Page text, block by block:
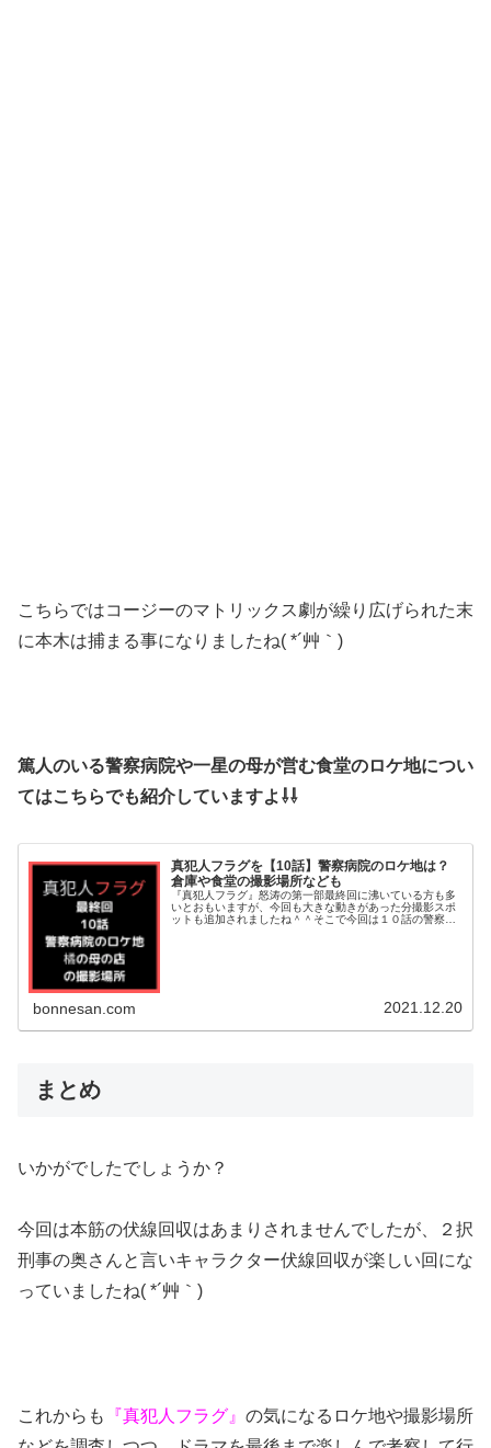
こちらではコージーのマトリックス劇が繰り広げられた末
に本木は捕まる事になりましたね( *´艸｀)
篤人のいる警察病院や一星の母が営む食堂のロケ地につい
てはこちらでも紹介していますよ⇩⇩
真犯人フラグを【10話】警察病院のロケ地は？
倉庫や食堂の撮影場所なども
『真犯人フラグ』怒涛の第一部最終回に沸いている方も多
いとおもいますが、今回も大きな動きがあった分撮影スポ
ットも追加されましたね＾＾そこで今回は１０話の警察病
bonnesan.com 2021.12.20
まとめ
いかがでしたでしょうか？
今回は本筋の伏線回収はあまりされませんでしたが、２択
刑事の奥さんと言いキャラクター伏線回収が楽しい回にな
っていましたね( *´艸｀)
これからも 『真犯人フラグ』 の気になるロケ地や撮影場所